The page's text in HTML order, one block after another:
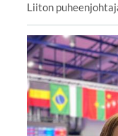
Liiton